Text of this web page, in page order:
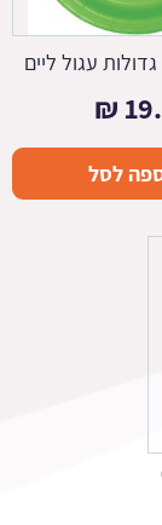
עגול ליים
₪
לסל